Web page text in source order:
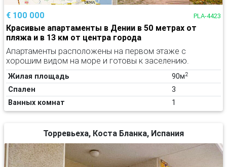
€ 100 000 PLA-4423
Красивые апартаменты в Дении в 50 метрах от
пляжа и в 13 км от центра города
Апартаменты расположены на первом этаже с
хорошим видом на море и готовы к заселению.
Жилая площадь 90м2
Спален
3
Ванных комнат
1
Торревьеха, Коста Бланка, Испания